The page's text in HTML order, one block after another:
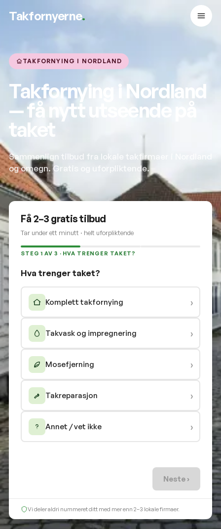
Takfornyerne.
TAKFORNYING I NORDLAND
Takfornying i Nordland
— få nytt utseende på
taket
Sammenlign tilbud fra lokale takfirmaer i Nordland
og omegn. Gratis og uforpliktende.
Få 2–3 gratis tilbud
Tar under ett minutt · helt uforpliktende
STEG 1 AV 3 · HVA TRENGER TAKET?
Hva trenger taket?
Komplett takfornying ›
Takvask og impregnering ›
Mosefjerning ›
Takreparasjon ›
Annet / vet ikke ›
Neste ›
Vi deler aldri nummeret ditt med mer enn 2–3 lokale firmaer.